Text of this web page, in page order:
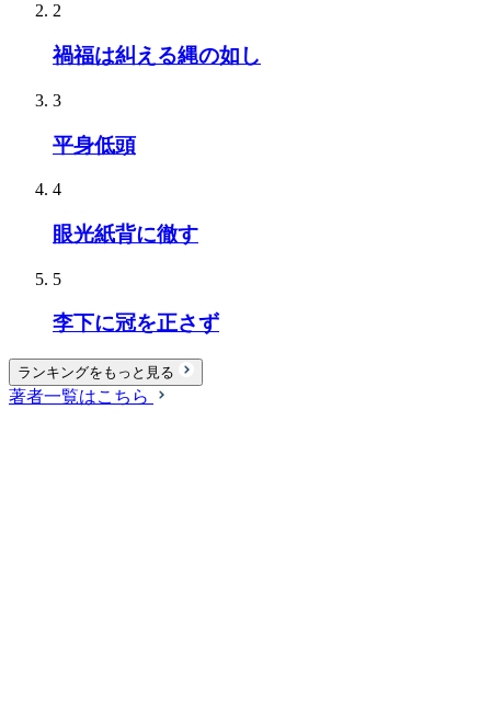
2
禍福は糾える縄の如し
3
平身低頭
4
眼光紙背に徹す
5
李下に冠を正さず
ランキングをもっと見る
著者一覧はこちら